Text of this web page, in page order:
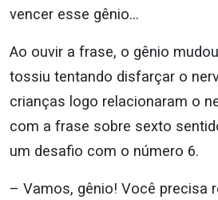
vencer esse gênio…
Ao ouvir a frase, o gênio
tossiu tentando disfarçar o
crianças logo relacionaram o
com a frase sobre sexto
um desafio com o número 6.
– Vamos, gênio! Você precisa